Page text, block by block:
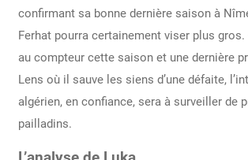
confirmant sa bonne dernière saison à
Ferhat pourra certainement viser plus
au compteur cette saison et une dernière
Lens où il sauve les siens d’une défaite,
algérien, en confiance, sera à surveiller de
pailladins.